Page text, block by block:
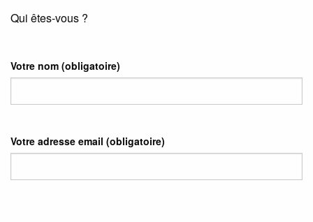
Qui êtes-vous ?
Votre nom (obligatoire)
Votre adresse email (obligatoire)